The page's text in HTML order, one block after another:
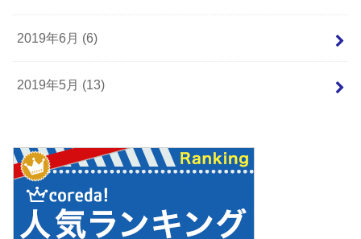
2019年6月 (6)
2019年5月 (13)